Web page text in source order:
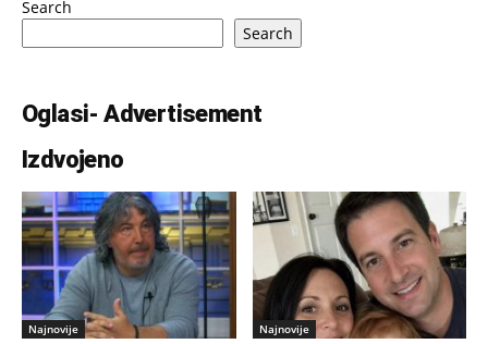
Search
Search
Oglasi- Advertisement
Izdvojeno
Najnovije Najnovije